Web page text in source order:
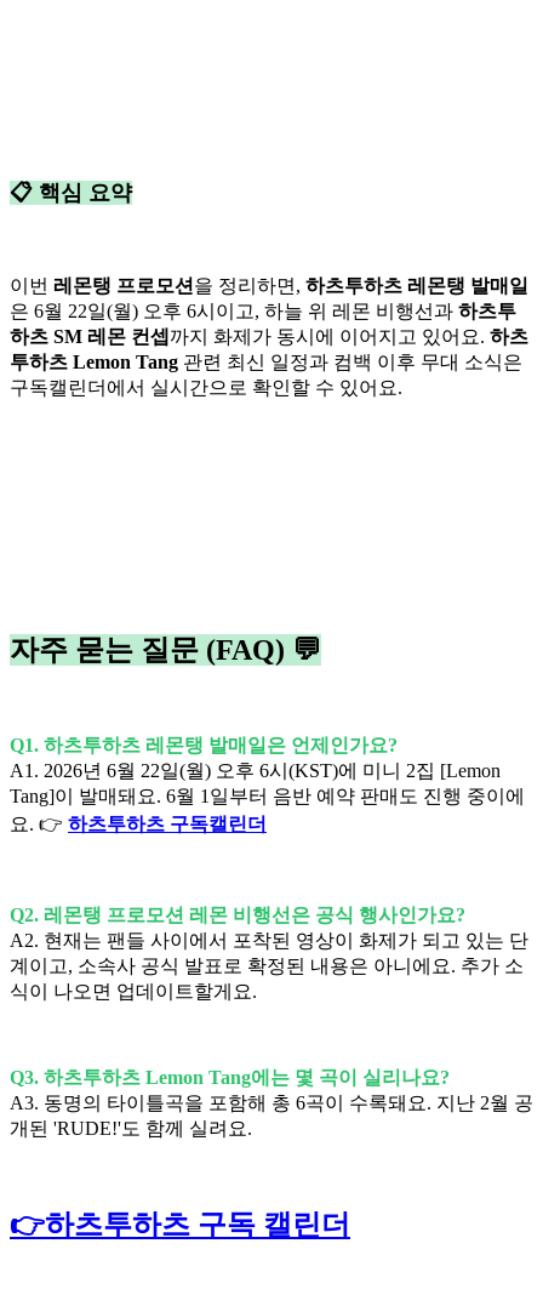
📋 핵심 요약
이번 레몬탱 프로모션을 정리하면, 하츠투하츠 레몬탱 발매일
은 6월 22일(월) 오후 6시이고, 하늘 위 레몬 비행선과 하츠투
하츠 SM 레몬 컨셉 까지 화제가 동시에 이어지고 있어요. 하츠
투하츠 Lemon Tang 관련 최신 일정과 컴백 이후 무대 소식은
구독캘린더에서 실시간으로 확인할 수 있어요.
자주 묻는 질문 (FAQ) 💬
Q1. 하츠투하츠 레몬탱 발매일은 언제인가요?
A1. 2026년 6월 22일(월) 오후 6시(KST)에 미니 2집 [Lemon
Tang]이 발매돼요. 6월 1일부터 음반 예약 판매도 진행 중이에
요. 👉 하츠투하츠 구독캘린더
Q2. 레몬탱 프로모션 레몬 비행선은 공식 행사인가요?
A2. 현재는 팬들 사이에서 포착된 영상이 화제가 되고 있는 단
계이고, 소속사 공식 발표로 확정된 내용은 아니에요. 추가 소
식이 나오면 업데이트할게요.
Q3. 하츠투하츠 Lemon Tang에는 몇 곡이 실리나요?
A3. 동명의 타이틀곡을 포함해 총 6곡이 수록돼요. 지난 2월 공
개된 'RUDE!'도 함께 실려요.
👉하츠투하츠 구독 캘린더